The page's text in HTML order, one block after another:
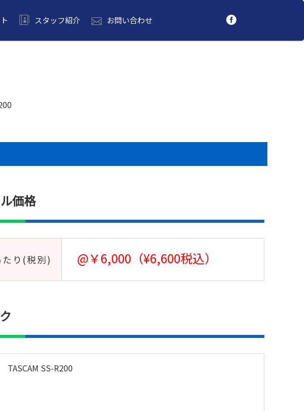
スタッフ紹介 お問い合わせ
価格
たり(税別) @￥6,000（¥6,600税込）
TASCAM SS-R200